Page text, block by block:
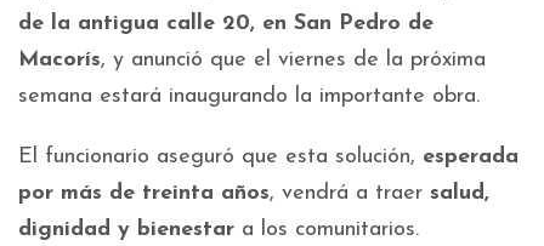
de la antigua calle 20, en San Pedro de
Macorís, y anunció que el viernes de la próxima
semana estará inaugurando la importante obra.
El funcionario aseguró que esta solución, esperada
por más de treinta años, vendrá a traer salud,
dignidad y bienestar a los comunitarios.